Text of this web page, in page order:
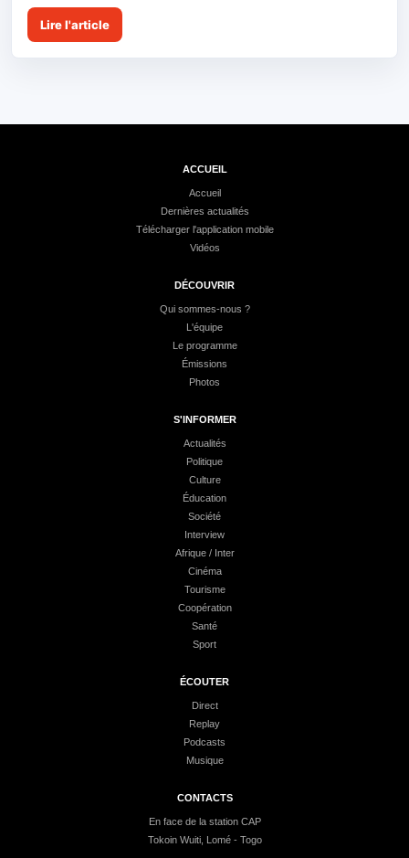
Lire l'article
ACCUEIL
Accueil
Dernières actualités
Télécharger l'application mobile
Vidéos
DÉCOUVRIR
Qui sommes-nous ?
L'équipe
Le programme
Émissions
Photos
S'INFORMER
Actualités
Politique
Culture
Éducation
Société
Interview
Afrique / Inter
Cinéma
Tourisme
Coopération
Santé
Sport
ÉCOUTER
Direct
Replay
Podcasts
Musique
CONTACTS
En face de la station CAP
Tokoin Wuiti, Lomé - Togo